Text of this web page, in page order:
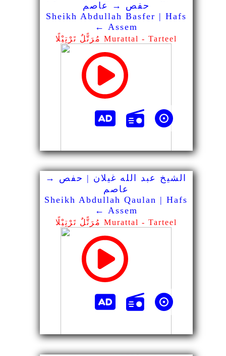
حفص → عاصم
Sheikh Abdullah Basfer | Hafs
← Assem
مُرَتًّلٌ تَرْتِيْلًا Murattal - Tarteel
الشيخ عبد الله غيلان | حفص →
عاصم
Sheikh Abdullah Qaulan | Hafs
← Assem
مُرَتًّلٌ تَرْتِيْلًا Murattal - Tarteel